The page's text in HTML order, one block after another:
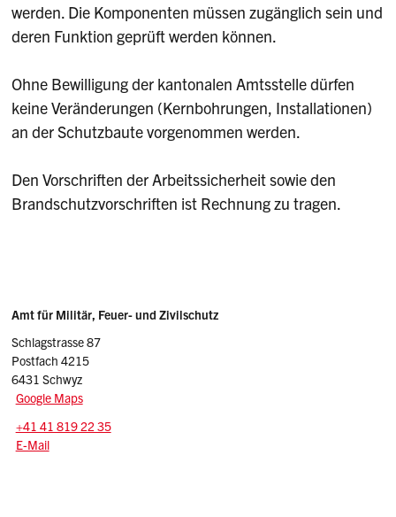
werden. Die Komponenten müssen zugänglich sein und
deren Funktion geprüft werden können.
Ohne Bewilligung der kantonalen Amtsstelle dürfen
keine Veränderungen (Kernbohrungen, Installationen)
an der Schutzbaute vorgenommen werden.
Den Vorschriften der Arbeitssicherheit sowie den
Brandschutzvorschriften ist Rechnung zu tragen.
Sidebar
Adresse
Amt für Militär, Feuer- und Zivilschutz
Schlagstrasse 87
Postfach 4215
6431 Schwyz
Google Maps
Tel.:
+41 41 819 22 35
E-Mail: schutzbauten
E-Mail